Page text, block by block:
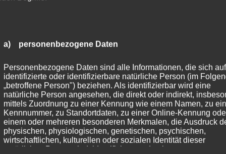
für
von Gepäck, Taschen oder Kartons im Auto oder
Camping, Garten und Freizeit
und Heimgebrauch
a) personenbezogene Daten
Personenbezogene Daten sind alle Informationen, die sich
identifizierte oder identifizierbare natürliche Person (im
„betroffene Person") beziehen. Als identifizierbar wird eine
natürliche Person angesehen, die direkt oder indirekt,
mittels Zuordnung zu einer Kennung wie einem Namen, zu
Kennnummer, zu Standortdaten, zu einer Online-Kennung
einem oder mehreren besonderen Merkmalen, die Ausdruck
physischen, physiologischen, genetischen, psychischen,
wirtschaftlichen, kulturellen oder sozialen Identität dieser
natürlichen Person sind, identifiziert werden kann.